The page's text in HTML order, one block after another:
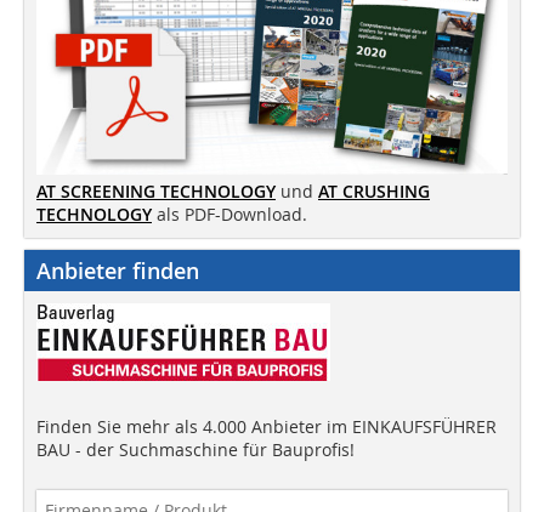
AT SCREENING TECHNOLOGY und AT CRUSHING
TECHNOLOGY als PDF-Download.
Anbieter finden
Finden Sie mehr als 4.000 Anbieter im EINKAUFSFÜHRER
BAU - der Suchmaschine für Bauprofis!